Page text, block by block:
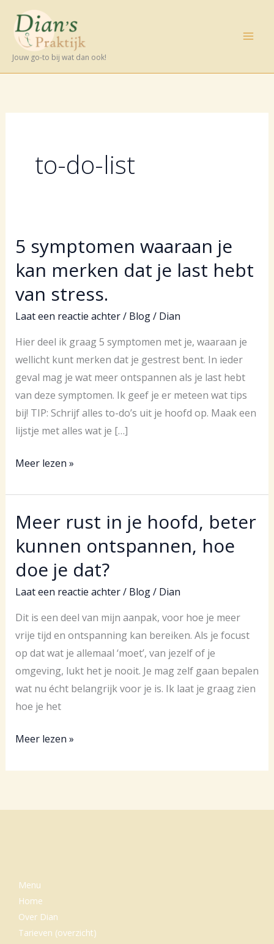
naar
inhoud
Jouw go-to bij wat dan ook!
to-do-list
5 symptomen waaraan je
kan merken dat je last hebt
van stress.
Laat een reactie achter/ Blog/ Dian
Hier deel ik graag 5 symptomen met je, waaraan je
wellicht kunt merken dat je gestrest bent. In ieder
geval mag je wat meer ontspannen als je last hebt
van deze symptomen. Ik geef je er meteen wat tips
bij! TIP: Schrijf alles to-do’s uit je hoofd op. Maak een
lijstje met alles wat je […]
5
waaraan
je
kan
merken
dat
je
hebt
van
stress.
Meer lezen »
Meer rust in je hoofd, beter
kunnen ontspannen, hoe
doe je dat?
Laat een reactie achter/ Blog/ Dian
Dit is een deel van mijn aanpak, voor hoe je meer
vrije tijd en ontspanning kan bereiken. Als je focust
op dat wat je allemaal ‘moet’, van jezelf of je
omgeving, lukt het je nooit. Je mag zelf gaan bepalen
wat nu écht belangrijk voor je is. Ik laat je graag zien
hoe je het
Meer
in
hoofd,
hoe
doe
je
dat?
Meer lezen »
Menu
Home
Over Dian
Tarieven (overzicht)